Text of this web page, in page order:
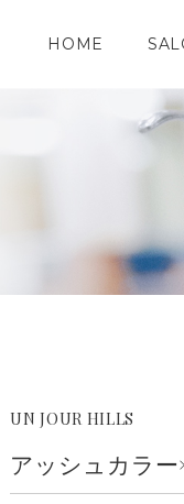
HOME
UN JOUR HILLS
アッシュカラ